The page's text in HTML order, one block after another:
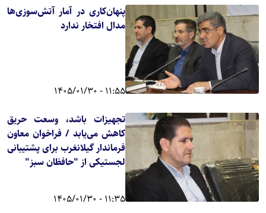
پنهان‌کاری در آمار آتش‌سوزی‌ها
مدال افتخار ندارد
11:55 - 1405/01/30
تجهیزات باشد، وسعت حریق
کاهش می‌یابد / فراخوان معاون
فرماندار گیلانغرب برای پشتیبانی
لجستیکی از "حافظان سبز"
11:35 - 1405/01/30